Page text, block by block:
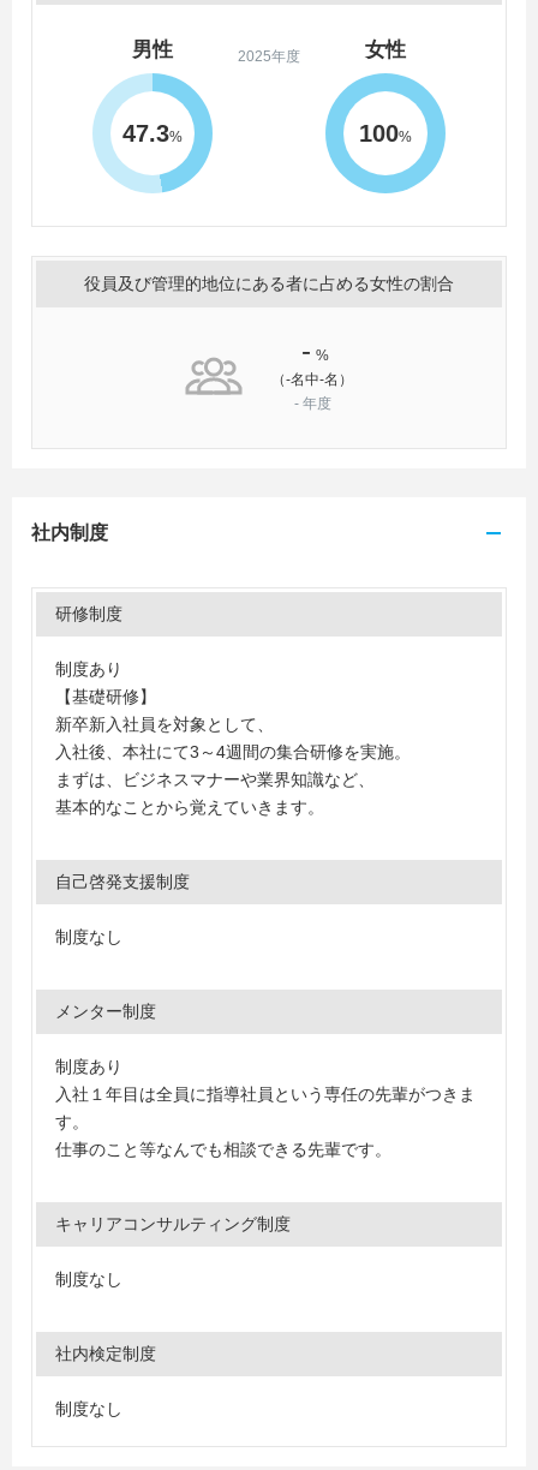
2025年度
男性
47.3%
女性
100%
役員及び管理的地位にある者に占める女性の割合
- %
（-名中-名）
- 年度
社内制度
研修制度
制度あり
【基礎研修】
新卒新入社員を対象として、
入社後、本社にて3～4週間の集合研修を実施。
まずは、ビジネスマナーや業界知識など、
基本的なことから覚えていきます。
自己啓発支援制度
制度なし
メンター制度
制度あり
入社１年目は全員に指導社員という専任の先輩がつきま
す。
仕事のこと等なんでも相談できる先輩です。
キャリアコンサルティング制度
制度なし
社内検定制度
制度なし